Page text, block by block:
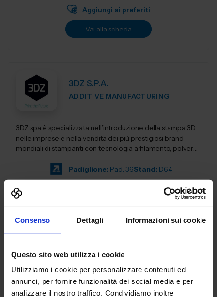
Consenso Dettagli Informazioni sui cookie
Questo sito web utilizza i cookie
Utilizziamo i cookie per personalizzare contenuti ed
annunci, per fornire funzionalità dei social media e per
analizzare il nostro traffico. Condividiamo inoltre
Aggiungi ai preferiti
Vai alla scheda
3DZ S.P.A.
ADDITIVE MANUFACTURING
3DZ spa è specializzata nell’introduzione della stampa 3D
nelle imprese e nella vendita dei più prestigiosi brand
mondiali di stampanti con tecnologia a filamento, polvere,
Padiglione: Pad. 36Stand: D64
Vai alla scheda
ALFA ROBOTICA SRL
MACCHINE UTENSILI